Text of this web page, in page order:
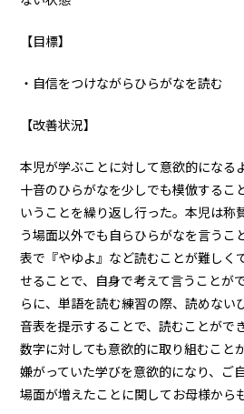
【目標】
・自信をつけながらひらがなを読む
【改善状況】
本児が学ぶことに対して意欲的になる
十音のひらがなを少しでも模倣するこ
いうことを繰り返し行った。本児は称
う場面以外でも自らひらがなを言うこ
表で『やゆよ』など読むことが難しく
せることで、自身で考えて言うことが
らに、単語を読む練習の際、読めない
音表を提示することで、読むことがで
数字に対しても意欲的に取り組むこと
嫌がっていた学びを意欲的になり、ご
場面が増えたことに関してお母様から